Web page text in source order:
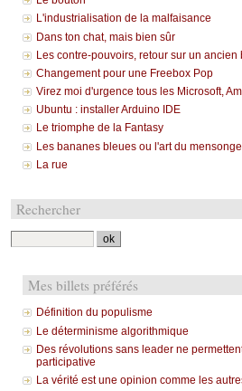
L'industrialisation de la malfaisance
Dans ton chat, mais bien sûr
Les contre-pouvoirs, retour sur un ancien
Changement pour une Freebox Pop
Virez moi d'urgence tous les Microsoft,
Ubuntu : installer Arduino IDE
Le triomphe de la Fantasy
Les bananes bleues ou l'art du mensonge
La rue
Rechercher
Mes billets préférés
Définition du populisme
Le déterminisme algorithmique
Des révolutions sans leader ne
participative
La vérité est une opinion comme les